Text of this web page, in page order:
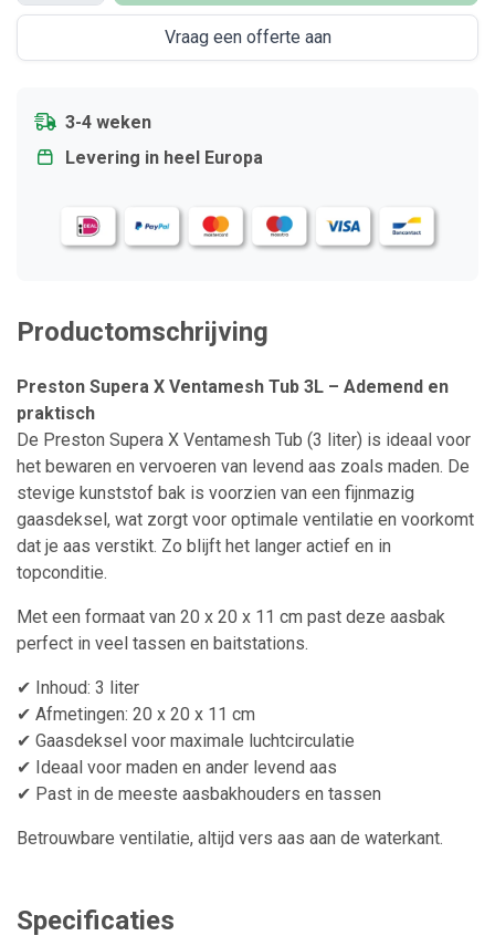
Vraag een offerte aan
3-4 weken
Levering in heel Europa
Productomschrijving
Preston Supera X Ventamesh Tub 3L – Ademend en
praktisch
De Preston Supera X Ventamesh Tub (3 liter) is ideaal voor
het bewaren en vervoeren van levend aas zoals maden. De
stevige kunststof bak is voorzien van een fijnmazig
gaasdeksel, wat zorgt voor optimale ventilatie en voorkomt
dat je aas verstikt. Zo blijft het langer actief en in
topconditie.
Met een formaat van 20 x 20 x 11 cm past deze aasbak
perfect in veel tassen en baitstations.
✔ Inhoud: 3 liter
✔ Afmetingen: 20 x 20 x 11 cm
✔ Gaasdeksel voor maximale luchtcirculatie
✔ Ideaal voor maden en ander levend aas
✔ Past in de meeste aasbakhouders en tassen
Betrouwbare ventilatie, altijd vers aas aan de waterkant.
Specificaties